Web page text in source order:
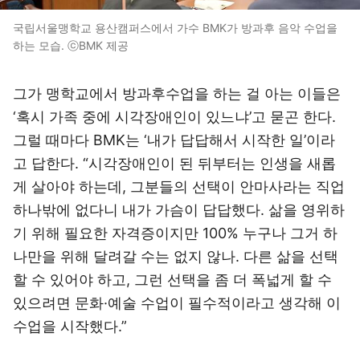
국립서울맹학교 용산캠퍼스에서 가수 BMK가 방과후 음악 수업을
하는 모습. ⓒBMK 제공
그가 맹학교에서 방과후수업을 하는 걸 아는 이들은
‘혹시 가족 중에 시각장애인이 있느냐’고 묻곤 한다.
그럴 때마다 BMK는 ‘내가 답답해서 시작한 일’이라
고 답한다. “시각장애인이 된 뒤부터는 인생을 새롭
게 살아야 하는데, 그분들의 선택이 안마사라는 직업
하나밖에 없다니 내가 가슴이 답답했다. 삶을 영위하
기 위해 필요한 자격증이지만 100% 누구나 그거 하
나만을 위해 달려갈 수는 없지 않나. 다른 삶을 선택
할 수 있어야 하고, 그런 선택을 좀 더 폭넓게 할 수
있으려면 문화·예술 수업이 필수적이라고 생각해 이
수업을 시작했다.”